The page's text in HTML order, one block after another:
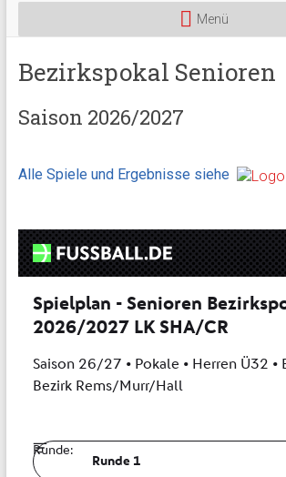
Menü
Bezirkspokal Senioren
Saison 2026/2027
Alle Spiele und Ergebnisse siehe